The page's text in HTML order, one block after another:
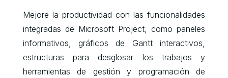
Mejore la productividad con las funcionalidades
integradas de Microsoft Project, como paneles
informativos, gráficos de Gantt interactivos,
estructuras para desglosar los trabajos y
herramientas de gestión y programación de